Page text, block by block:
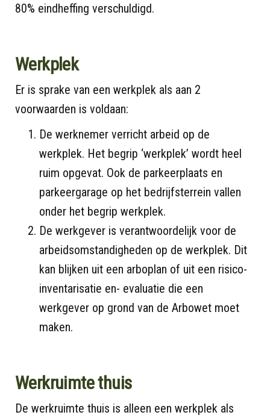
80% eindheffing verschuldigd.
Werkplek
Er is sprake van een werkplek als aan 2
voorwaarden is voldaan:
De werknemer verricht arbeid op de
werkplek. Het begrip ‘werkplek’ wordt heel
ruim opgevat. Ook de parkeerplaats en
parkeergarage op het bedrijfsterrein vallen
onder het begrip werkplek.
De werkgever is verantwoordelijk voor de
arbeidsomstandigheden op de werkplek. Dit
kan blijken uit een arboplan of uit een risico-
inventarisatie en- evaluatie die een
werkgever op grond van de Arbowet moet
maken.
Werkruimte thuis
De werkruimte thuis is alleen een werkplek als